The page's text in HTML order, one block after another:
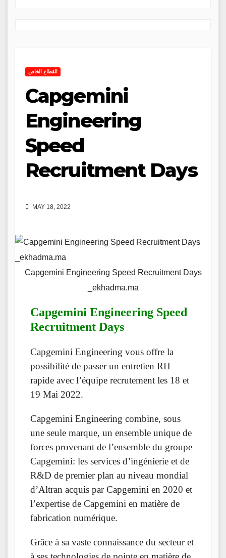
القطاع الخاص
Capgemini
Engineering
Speed
Recruitment Days
MAY 18, 2022
Capgemini Engineering Speed Recruitment Days
_ekhadma.ma
Capgemini Engineering Speed
Recruitment Days
Capgemini Engineering vous offre la
possibilité de passer un entretien RH
rapide avec l’équipe recrutement les 18 et
19 Mai 2022.
Capgemini Engineering combine, sous
une seule marque, un ensemble unique de
forces provenant de l’ensemble du groupe
Capgemini: les services d’ingénierie et de
R&D de premier plan au niveau mondial
d’Altran acquis par Capgemini en 2020 et
l’expertise de Capgemini en matière de
fabrication numérique.
Grâce à sa vaste connaissance du secteur et